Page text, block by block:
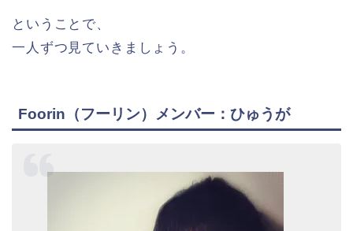
ということで、
一人ずつ見ていきましょう。
Foorin（フーリン）メンバー：ひゅうが